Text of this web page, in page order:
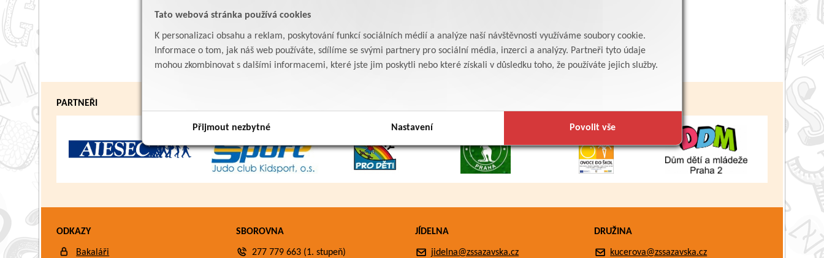
Tato webová stránka používá cookies
K personalizaci obsahu a reklam, poskytování funkcí sociálních médií a analýze naší návštěvnosti využíváme soubory cookie.
Informace o tom, jak náš web používáte, sdílíme se svými partnery pro sociální média, inzerci a analýzy. Partneři tyto údaje
mohou zkombinovat s dalšími informacemi, které jste jim poskytli nebo které získali v důsledku toho, že používáte jejich služby.
Přijmout nezbytné Nastavení Povolit vše
PARTNEŘI
ODKAZY
Bakaláři
SBOROVNA
277 779 663 (1. stupeň)
JÍDELNA
jidelna@zssazavska.cz
DRUŽINA
kucerova@zssazavska.cz